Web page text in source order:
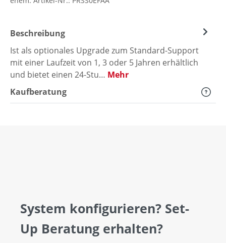
Beschreibung
Ist als optionales Upgrade zum Standard-Support
mit einer Laufzeit von 1, 3 oder 5 Jahren erhältlich
und bietet einen 24-Stu… Mehr
Kaufberatung
System konfigurieren? Set-
Up Beratung erhalten?